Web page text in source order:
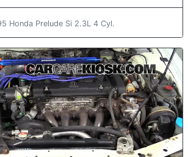
Honda Prelude Si 2.3L 4 Cyl.